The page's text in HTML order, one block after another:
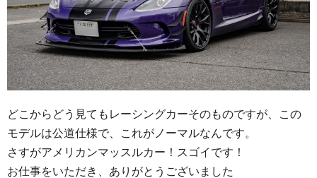
どこからどう見てもレーシングカーそのものですが、この
モデルは公道仕様で、これがノーマルなんです。
さすがアメリカンマッスルカー！スゴイです！
お仕事をいただき、ありがとうございました